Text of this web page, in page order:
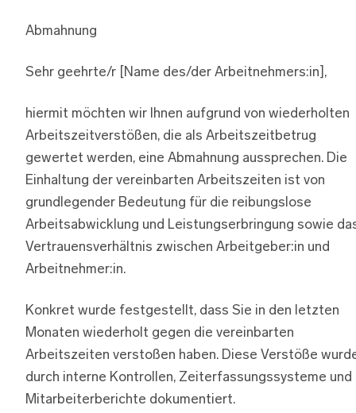
Abmahnung
Sehr geehrte/r [Name des/der Arbeitnehmers:in],
hiermit möchten wir Ihnen aufgrund von wiederholten
Arbeitszeitverstößen, die als Arbeitszeitbetrug
gewertet werden, eine Abmahnung aussprechen. Die
Einhaltung der vereinbarten Arbeitszeiten ist von
grundlegender Bedeutung für die reibungslose
Arbeitsabwicklung und Leistungserbringung sowie
Vertrauensverhältnis zwischen Arbeitgeber:in und
Arbeitnehmer:in.
Konkret wurde festgestellt, dass Sie in den letzten
Monaten wiederholt gegen die vereinbarten
Arbeitszeiten verstoßen haben. Diese Verstöße
durch interne Kontrollen, Zeiterfassungssysteme und
Mitarbeiterberichte dokumentiert.